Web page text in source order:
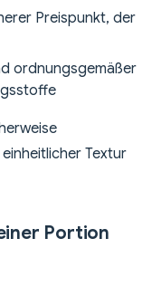
Preispunkt, der
ordnungsgemäßer
Textur
Portion